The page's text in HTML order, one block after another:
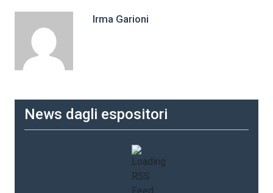
Irma Garioni
News dagli espositori